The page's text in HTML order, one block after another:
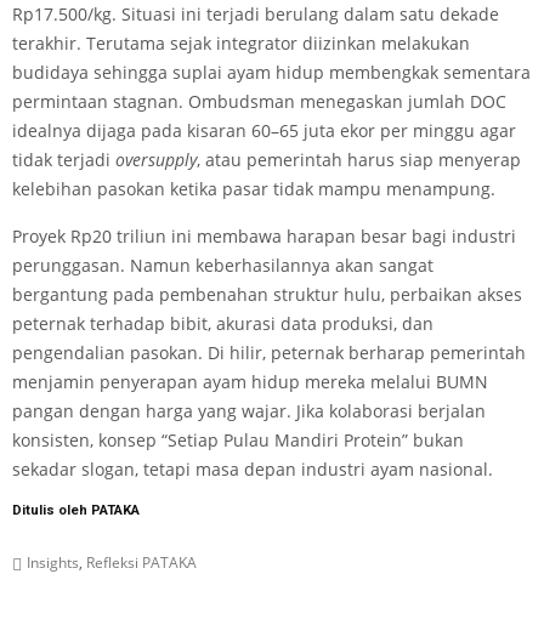
Rp17.500/kg. Situasi ini terjadi berulang dalam satu dekade
terakhir. Terutama sejak integrator diizinkan melakukan
budidaya sehingga suplai ayam hidup membengkak sementara
permintaan stagnan. Ombudsman menegaskan jumlah DOC
idealnya dijaga pada kisaran 60–65 juta ekor per minggu agar
tidak terjadi oversupply, atau pemerintah harus siap menyerap
kelebihan pasokan ketika pasar tidak mampu menampung.
Proyek Rp20 triliun ini membawa harapan besar bagi industri
perunggasan. Namun keberhasilannya akan sangat
bergantung pada pembenahan struktur hulu, perbaikan akses
peternak terhadap bibit, akurasi data produksi, dan
pengendalian pasokan. Di hilir, peternak berharap pemerintah
menjamin penyerapan ayam hidup mereka melalui BUMN
pangan dengan harga yang wajar. Jika kolaborasi berjalan
konsisten, konsep “Setiap Pulau Mandiri Protein” bukan
sekadar slogan, tetapi masa depan industri ayam nasional.
Ditulis oleh PATAKA
Insights, Refleksi PATAKA